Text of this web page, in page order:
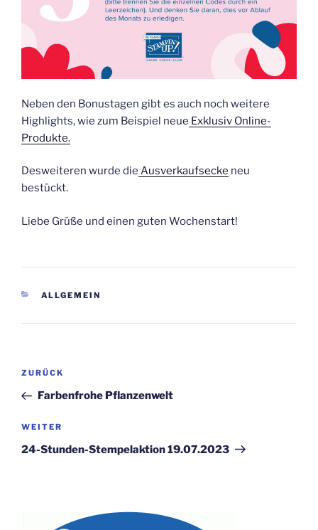
Neben den Bonustagen gibt es auch noch weitere
Highlights, wie zum Beispiel neue Exklusiv Online-
Produkte.
Desweiteren wurde die Ausverkaufsecke neu
bestückt.
Liebe Grüße und einen guten Wochenstart!
KATEGORIEN
ALLGEMEIN
Beitragsnavigation
Vorheriger
Beitrag
ZURÜCK
Farbenfrohe Pflanzenwelt
Nächster
Beitrag
WEITER
24-Stunden-Stempelaktion 19.07.2023